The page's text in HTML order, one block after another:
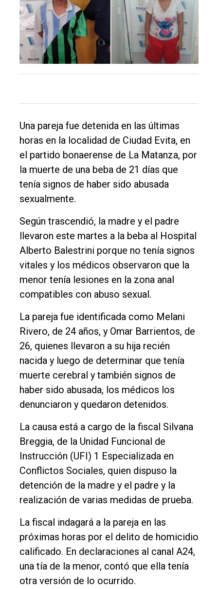
Int.
General
Política
Cultura
Rural
Deportes
Fúnebres
Edición
Empresa
Nosotros
Una pareja fue detenida en las últimas
horas en la localidad de Ciudad Evita, en
el partido bonaerense de La Matanza, por
la muerte de una beba de 21 días que
tenía signos de haber sido abusada
sexualmente.
Según trascendió, la madre y el padre
llevaron este martes a la beba al Hospital
Alberto Balestrini porque no tenía signos
vitales y los médicos observaron que la
menor tenía lesiones en la zona anal
compatibles con abuso sexual.
La pareja fue identificada como Melani
Rivero, de 24 años, y Omar Barrientos, de
26, quienes llevaron a su hija recién
nacida y luego de determinar que tenía
muerte cerebral y también signos de
haber sido abusada, los médicos los
denunciaron y quedaron detenidos.
La causa está a cargo de la fiscal Silvana
Breggia, de la Unidad Funcional de
Instrucción (UFI) 1 Especializada en
Conflictos Sociales, quien dispuso la
detención de la madre y el padre y la
realización de varias medidas de prueba.
La fiscal indagará a la pareja en las
próximas horas por el delito de homicidio
calificado. En declaraciones al canal A24,
una tía de la menor, contó que ella tenía
otra versión de lo ocurrido.